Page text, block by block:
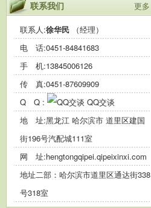
更多
联系我们
联系人:徐华民 （经理）
电 话:0451-84841683
手 机:13845006126
传 真:0451-87609909
Q Q :
QQ交谈
地 址:黑龙江 哈尔滨市 道里区建国
街196号汽配城111室
网 址:hengtongqipei.qipeixinxi.com
地址二部：哈尔滨市道里区通达街338
号318室